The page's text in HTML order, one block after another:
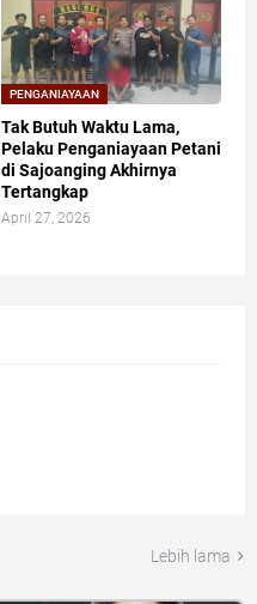
PENGANIAYAAN
Tak Butuh Waktu Lama,
Pelaku Penganiayaan Petani
di Sajoanging Akhirnya
Tertangkap
April 27, 2026
Lebih lama